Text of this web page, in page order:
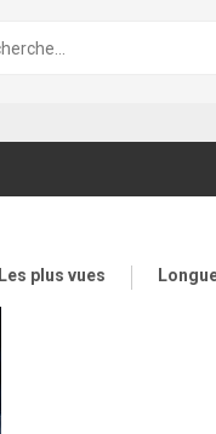
Les plus vues